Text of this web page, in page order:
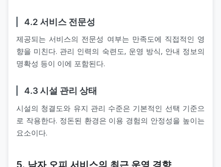
4.2 서비스 전문성
제공되는 서비스의 전문성 여부는 만족도에 직접적인 영
향을 미친다. 관리 인력의 숙련도, 운영 방식, 안내 정보의
명확성 등이 이에 포함된다.
4.3 시설 관리 상태
시설의 청결도와 유지 관리 수준은 기본적인 선택 기준으
로 작용한다. 정돈된 환경은 이용 경험의 안정성을 높이는
요소이다.